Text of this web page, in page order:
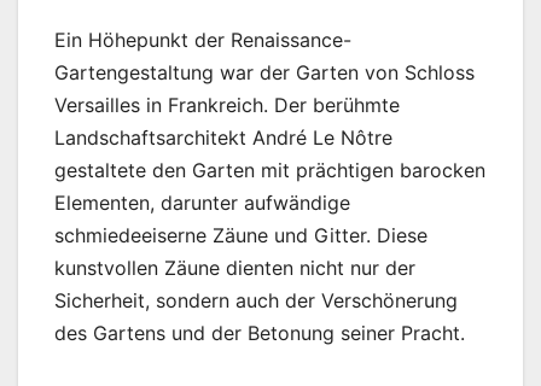
Ein Höhepunkt der Renaissance-
Gartengestaltung war der Garten von Schloss
Versailles in Frankreich. Der berühmte
Landschaftsarchitekt André Le Nôtre
gestaltete den Garten mit prächtigen barocken
Elementen, darunter aufwändige
schmiedeeiserne Zäune und Gitter. Diese
kunstvollen Zäune dienten nicht nur der
Sicherheit, sondern auch der Verschönerung
des Gartens und der Betonung seiner Pracht.